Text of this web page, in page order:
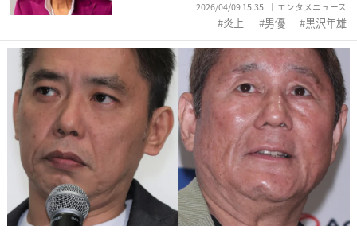
2026/04/09 15:35 エンタメニュース
炎上 男優 黒沢年雄